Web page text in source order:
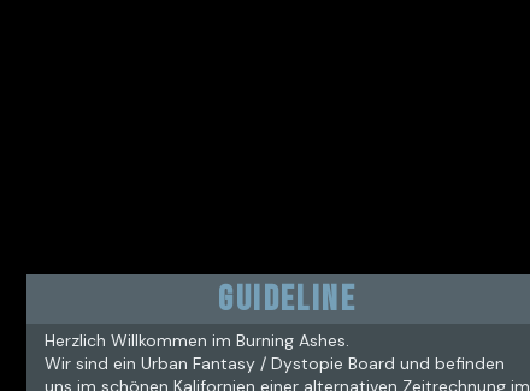
GUIDELINE
Herzlich Willkommen im Burning Ashes.
Wir sind ein Urban Fantasy / Dystopie Board und befinden
uns im schönen Kalifornien einer alternativen Zeitrechnung im